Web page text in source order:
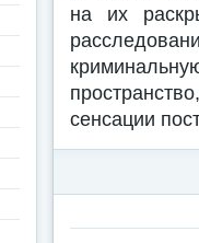
на их
сенсации